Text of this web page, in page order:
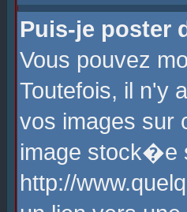
Puis-je poster
Vous pouvez
Toutefois, il n'y
vos images sur
image stock�e
http://